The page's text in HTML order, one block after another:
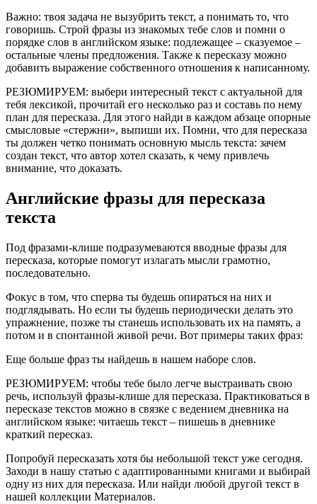
Важно: твоя задача не вызубрить текст, а понимать то, что
говоришь. Строй фразы из знакомых тебе слов и помни о
порядке слов в английском языке: подлежащее – сказуемое –
остальные члены предложения. Также к пересказу можно
добавить выражение собственного отношения к написанному.
РЕЗЮМИРУЕМ: выбери интересный текст с актуальной для
тебя лексикой, прочитай его несколько раз и составь по нему
план для пересказа. Для этого найди в каждом абзаце опорные
смысловые «стержни», выпиши их. Помни, что для пересказа
ты должен четко понимать основную мысль текста: зачем
создан текст, что автор хотел сказать, к чему привлечь
внимание, что доказать.
Английские фразы для пересказа
текста
Под фразами-клише подразумеваются вводные фразы для
пересказа, которые помогут излагать мысли грамотно,
последовательно.
Фокус в том, что сперва ты будешь опираться на них и
подглядывать. Но если ты будешь периодически делать это
упражнение, позже ты станешь использовать их на память, а
потом и в спонтанной живой речи. Вот примеры таких фраз:
Еще больше фраз ты найдешь в нашем наборе слов.
РЕЗЮМИРУЕМ: чтобы тебе было легче выстраивать свою
речь, используй фразы-клише для пересказа. Практиковаться в
пересказе текстов можно в связке с ведением дневника на
английском языке: читаешь текст – пишешь в дневнике
краткий пересказ.
Попробуй пересказать хотя бы небольшой текст уже сегодня.
Заходи в нашу статью с адаптированными книгами и выбирай
одну из них для пересказа. Или найди любой другой текст в
нашей коллекции Материалов.